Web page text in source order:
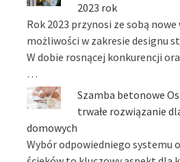
2023 rok
Rok 2023 przynosi ze sobą nowe
możliwości w zakresie designu
W dobie rosnącej konkurencji
…
Szamba betonowe
trwałe rozwiązanie
domowych
Wybór odpowiedniego systemu